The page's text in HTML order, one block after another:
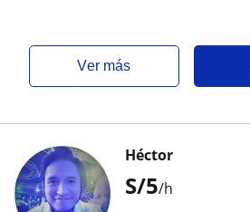
ver más
S/5/h
Héctor